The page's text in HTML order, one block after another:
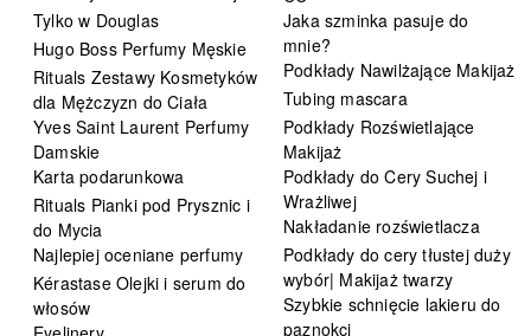
Tylko w Douglas
Hugo Boss Perfumy Męskie
Rituals Zestawy Kosmetyków
dla Mężczyzn do Ciała
Yves Saint Laurent Perfumy
Damskie
Karta podarunkowa
Rituals Pianki pod Prysznic i
do Mycia
Najlepiej oceniane perfumy
Kérastase Olejki i serum do
włosów
Jaka szminka pasuje do
mnie?
Podkłady Nawilżające Makijaż
Tubing mascara
Podkłady Rozświetlające
Makijaż
Podkłady do Cery Suchej i
Wrażliwej
Nakładanie rozświetlacza
Podkłady do cery tłustej duży
wybór| Makijaż twarzy
Szybkie schnięcie lakieru do
paznokci